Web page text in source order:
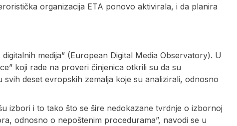
organizacija ETA ponovo aktivirala, i da planira
medija” (European Digital Media Observatory). U
koji rade na proveri činjenica otkrili su da su
deset evropskih zemalja koje su analizirali, odnosno
izbori i to tako što se šire nedokazane tvrdnje o izbornoj
odnosno o nepoštenim procedurama”, navodi se u